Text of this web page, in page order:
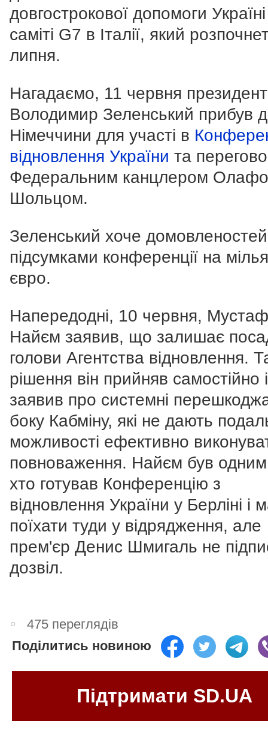
довгострокової допомоги
саміті G7 в Італії, який
липня.
Нагадаємо, 11 червня президент
Володимир Зеленський прибув
Німеччини для участі в
відновлення України та
Федеральним канцлером
Шольцом.
Зеленський хоче
підсумками конференції на
євро.
Напередодні, 10 червня,
Найєм заявив, що залишає
голови Агентства відновлення.
рішення він прийняв самостійно і
заявив про системні
боку Кабміну, які не дають
можливості ефективно
повноваження. Найєм був одним
хто готував Конференцію з
відновлення України у Берліні і
поїхати туди у відрядження, але
прем'єр Денис Шмигаль не
дозвіл.
475 переглядів
Поділитись новиною
Підтримати SD.UA